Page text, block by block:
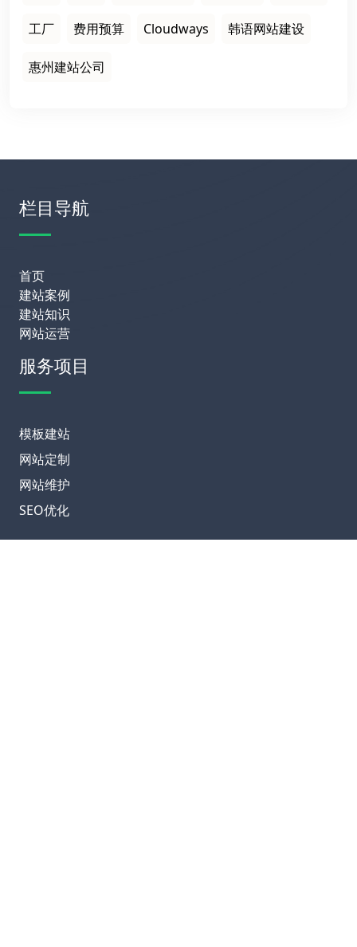
工厂 费用预算 Cloudways 韩语网站建设
惠州建站公司
栏目导航
首页
建站案例
建站知识
网站运营
服务项目
模板建站
网站定制
网站维护
SEO优化